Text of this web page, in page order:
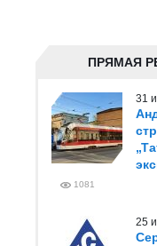
ПРЯМАЯ
31
1081
25